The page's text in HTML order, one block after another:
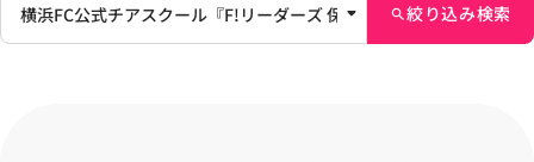
search 絞り込み検索